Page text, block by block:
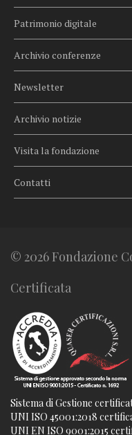
Patrimonio digitale
Archivio conferenze
Newsletter
Archivio notizie
Visita la fondazione
Contatti
© 2026 Fondazione
Certificata
Sistema di Gestione
UNI ISO 45001:2018
UNI EN ISO 9001:2015